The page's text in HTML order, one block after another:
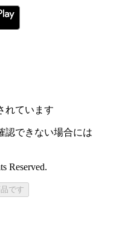
れています
認できない場合には
Reserved.
です